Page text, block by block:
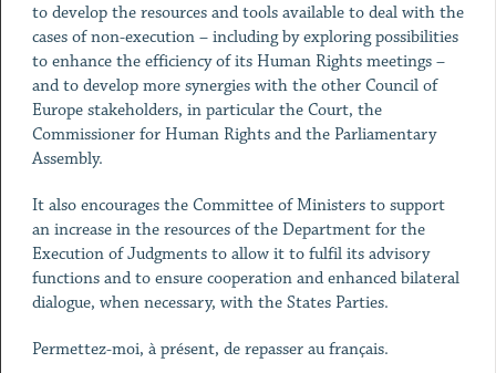
to develop the resources and tools available to deal with the
cases of non-execution – including by exploring possibilities
to enhance the efficiency of its Human Rights meetings –
and to develop more synergies with the other Council of
Europe stakeholders, in particular the Court, the
Commissioner for Human Rights and the Parliamentary
Assembly.
It also encourages the Committee of Ministers to support
an increase in the resources of the Department for the
Execution of Judgments to allow it to fulfil its advisory
functions and to ensure cooperation and enhanced bilateral
dialogue, when necessary, with the States Parties.
Permettez-moi, à présent, de repasser au français.